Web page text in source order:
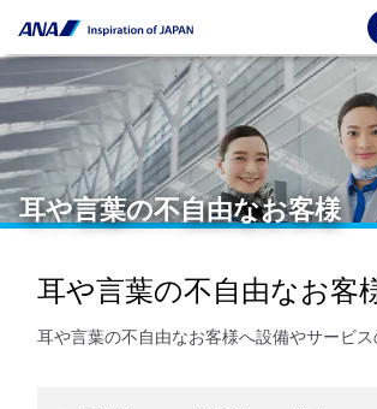
耳や言葉の不自由なお客様
耳や言葉の不自由なお客
耳や言葉の不自由なお客様へ設備やサービス